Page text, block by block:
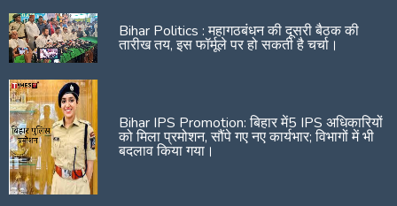
Bihar Politics : महागठबंधन की दूसरी बैठक की
तारीख तय, इस फॉर्मूले पर हो सकती है चर्चा।
Bihar IPS Promotion: बिहार में5 IPS अधिकारियों
को मिला प्रमोशन, सौंपे गए नए कार्यभार; विभागों में भी
बदलाव किया गया।